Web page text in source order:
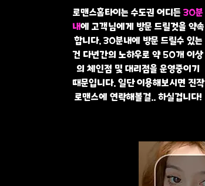
로맨스홈타이는 수도권 어디든 30분
내에 고객님에게 방문 드릴것을 약속
합니다. 30분내에 방문 드릴수 있는
건 다년간의 노하우로 약 50개 이상
의 체인점 및 대리점을 운영중이기
때문입니다. 일단 이용해보시면 진작
로맨스에 연락해볼걸.. 하실겁니다!